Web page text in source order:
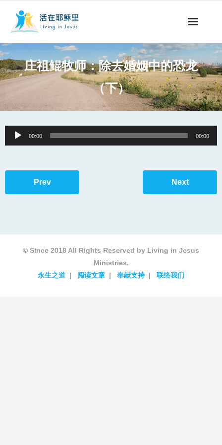
视听节目
阅读文章
永生之道
其他语言
庄祖鲲牧师：除去婚姻中的恐龙
（下）
Audio
Player
00:00 00:00
Prev Next
© Since 2018 All Rights Reserved by Living in Jesus
Ministries.
永生之道
阅读文章 奉献支持 联络我们